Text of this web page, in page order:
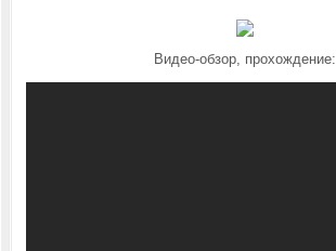
Видео-обзор, прохождение: